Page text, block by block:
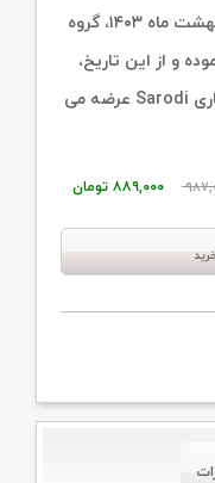
به اطلاع شما می رسانیم که در اردیبهشت ماه ۱۴۰۳، گروه
و از این تاریخ،
تمامی محصولات به تدریج با نام تجاری Sarodi عرضه می
قیمت
۹۸۷,۰۰۰ تومان
۸۸۹,۰۰۰ تومان